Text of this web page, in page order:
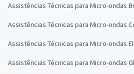
Assistências Técnicas para Micro-ondas
Assistências Técnicas para Micro-ondas
Assistências Técnicas para Micro-ondas
Assistências Técnicas para Micro-ondas